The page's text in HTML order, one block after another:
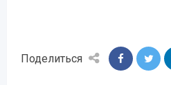
Поделиться